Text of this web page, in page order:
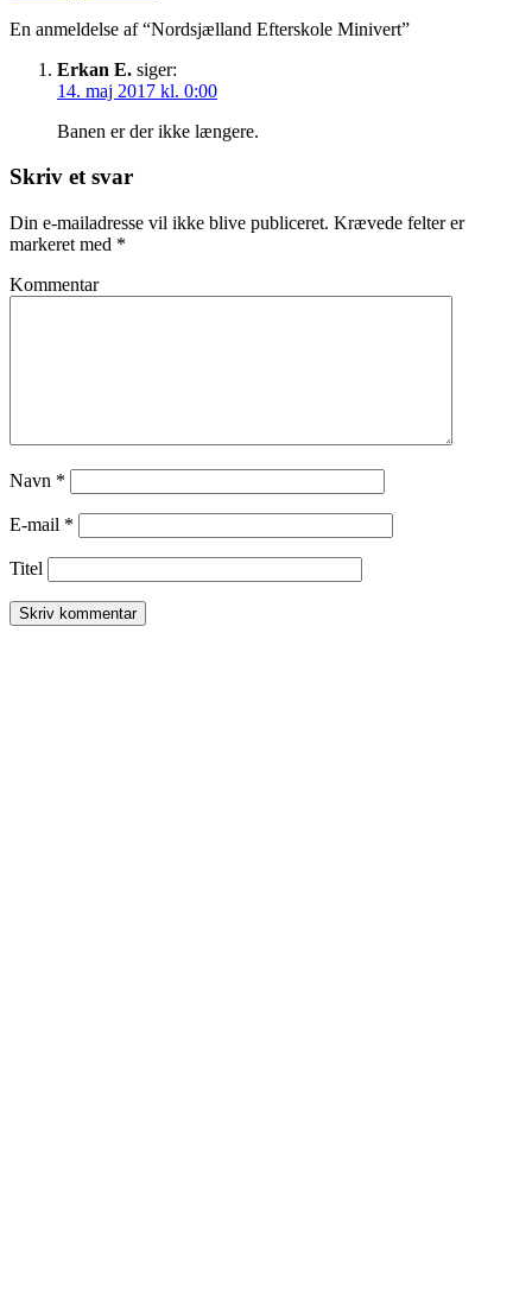
En anmeldelse af “Nordsjælland Efterskole Minivert”
Erkan E. siger:
14. maj 2017 kl. 0:00
Banen er der ikke længere.
Skriv et svar
Din e-mailadresse vil ikke blive publiceret. Krævede felter er
markeret med *
Kommentar
Navn *
E-mail *
Titel